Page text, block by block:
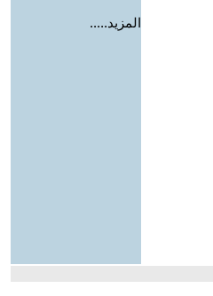
المزيد.....